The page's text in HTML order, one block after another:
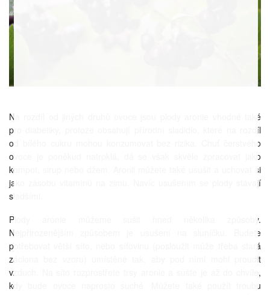
Na rozdíl od jiných druhů ovoce jsou plody aronie vhodné také
pro diabetiky, protože obsahují přírodní sladidlo, které na rozdíl
od bílého cukru mohou konzumovat bez rizika. Chuť čerstvého
ovoce je poněkud natrpklá, dá se však skvěle zpracovat jako
kompot, sirup nebo džem. Aronii můžete také usušit a uchovat si
jako zásobu vitamínů na zimu. Navíc usušením se plody stávají
sladšími.
Plody aronie můžeme sušit hned několika způsoby.
Nejpřirozenějším způsobem je usušení na sluníčku. Budete
potřebovat větší síto, nebo síťovinu (posloužit může třeba stará
záclona bez vzoru) umístěné tak, aby pod ními mohl proudit
vzduch. Na síto rozprostřete trsy aronie a sušte je až do chvíle,
kdy bude ovoce naprosto suché. Můžete také použít troubu